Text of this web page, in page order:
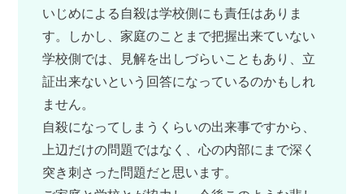
いじめによる自殺は学校側にも責任はありま
す。しかし、家庭のことまで把握出来ていない
学校側では、見解を出しづらいこともあり、立
証出来ないという回答になっているのかもしれ
ません。
自殺になってしまうくらいの出来事ですから、
上辺だけの問題ではなく、心の内部にまで深く
突き刺さった問題だと思います。